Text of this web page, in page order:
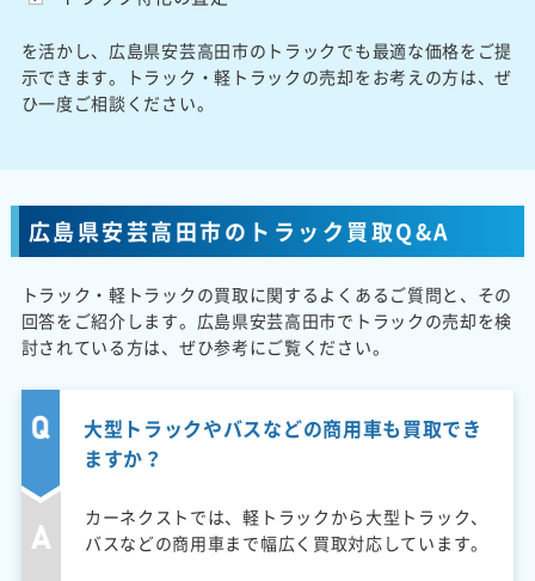
を活かし、広島県安芸高田市のトラックでも最適な価格をご提
示できます。トラック・軽トラックの売却をお考えの方は、ぜ
ひ一度ご相談ください。
広島県安芸高田市のトラック買取Q&A
トラック・軽トラックの買取に関するよくあるご質問と、その
回答をご紹介します。広島県安芸高田市でトラックの売却を検
討されている方は、ぜひ参考にご覧ください。
大型トラックやバスなどの商用車も買取でき
ますか？
カーネクストでは、軽トラックから大型トラック、
バスなどの商用車まで幅広く買取対応しています。